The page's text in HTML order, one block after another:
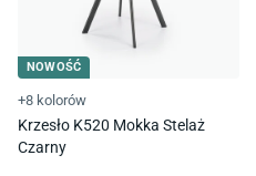
NOWOŚĆ
+8 kolorów
Krzesło K520 Mokka Stelaż
Czarny